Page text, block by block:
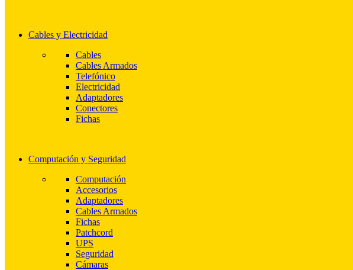
Cables y Electricidad
Cables
Cables Armados
Telefónico
Electricidad
Adaptadores
Conectores
Fichas
Computación y Seguridad
Computación
Accesorios
Adaptadores
Cables Armados
Fichas
Patchcord
UPS
Seguridad
Cámaras